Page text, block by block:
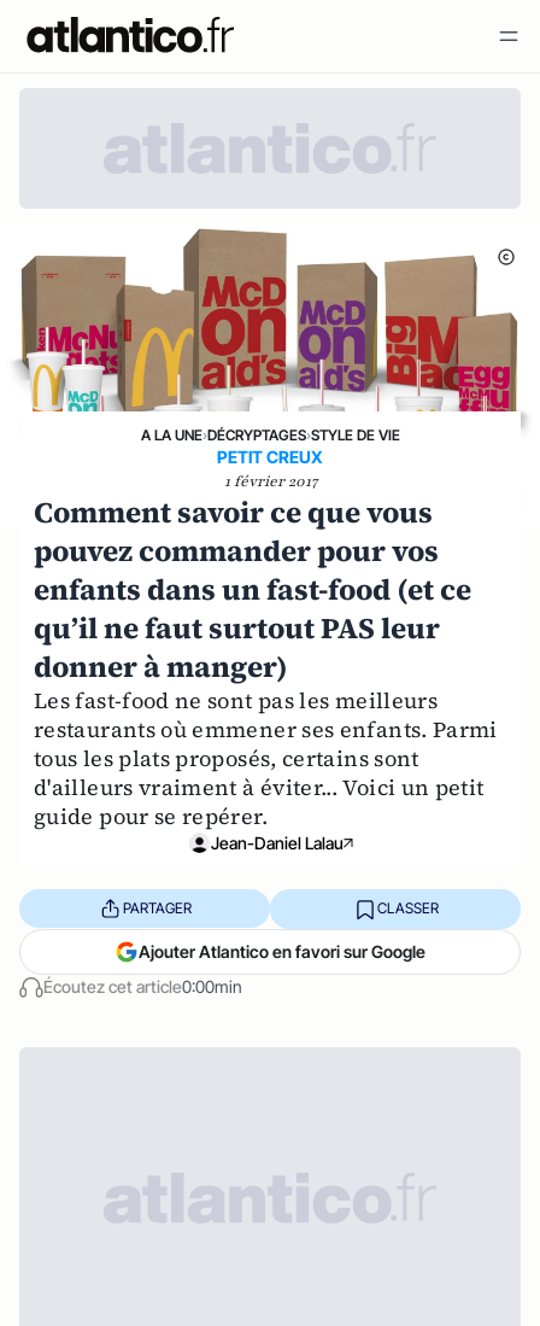
A LA UNE›DÉCRYPTAGES›STYLE DE VIE
PETIT CREUX
1 février 2017
Comment savoir ce que vous
pouvez commander pour vos
enfants dans un fast-food (et ce
qu’il ne faut surtout PAS leur
donner à manger)
Les fast-food ne sont pas les meilleurs
restaurants où emmener ses enfants. Parmi
tous les plats proposés, certains sont
d'ailleurs vraiment à éviter... Voici un petit
guide pour se repérer.
Jean-Daniel Lalau
Écoutez cet article0:00min
PARTAGER CLASSER
Ajouter Atlantico en favori sur Google